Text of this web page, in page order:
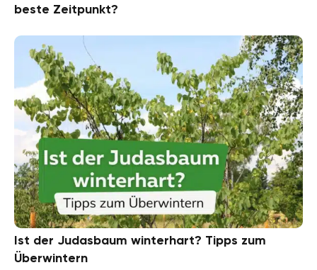
beste Zeitpunkt?
Ist der Judasbaum winterhart? Tipps zum
Überwintern